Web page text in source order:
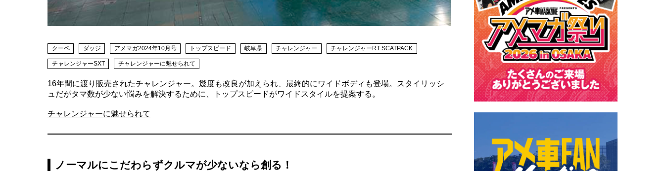
クーペ ダッジ アメマガ2024年10月号 トップスピード 岐阜県 チャレンジャー チャレンジャーRT SCATPACK
チャレンジャーSXT チャレンジャーに魅せられて
16年間に渡り販売されたチャレンジャー。幾度も改良が加えられ、最終的にワイドボディも登場。スタイリッシ
ュだがタマ数が少ない悩みを解決するために、トップスピードがワイドスタイルを提案する。
チャレンジャーに魅せられて
ノーマルにこだわらずクルマが少ないなら創る！